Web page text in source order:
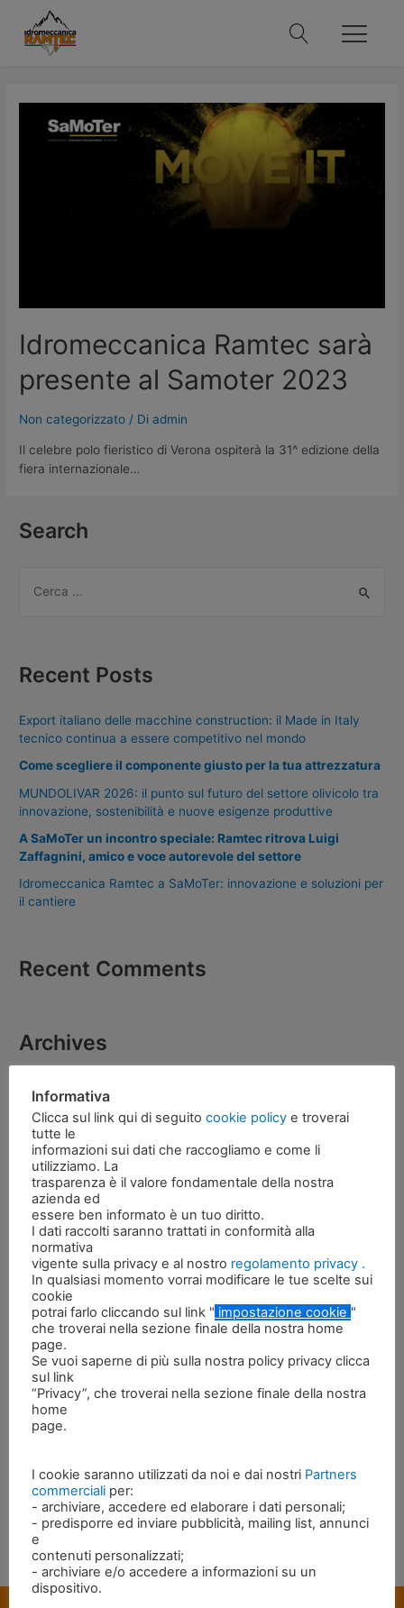
Idromeccanica Ramtec sarà
presente al Samoter 2023
Non categorizzato / Diadmin
Il celebre polo fieristico di Verona ospiterà la 31^ edizione della
fiera internazionale…
Search
Recent Posts
Export italiano delle macchine construction: il Made in Italy
tecnico continua a essere competitivo nel mondo
Come scegliere il componente giusto per la tua attrezzatura
MUNDOLIVAR 2026: il punto sul futuro del settore olivicolo tra
innovazione, sostenibilità e nuove esigenze produttive
A SaMoTer un incontro speciale: Ramtec ritrova Luigi
Zaffagnini, amico e voce autorevole del settore
Idromeccanica Ramtec a SaMoTer: innovazione e soluzioni per
il cantiere
Recent Comments
Archives
Luglio 2026
Giugno 2026
Maggio 2026
Aprile 2026
Aprile 2023
Settembre 2022
Categories
Non categorizzato
Novità del momento
Meta
Accedi
Feed dei contenuti
Feed dei commenti
WordPress.org
Informativa
Clicca sul link qui di seguito cookie policy e troverai
tutte le
informazioni sui dati che raccogliamo e come li
utilizziamo. La
trasparenza è il valore fondamentale della nostra
azienda ed
essere ben informato è un tuo diritto.
I dati raccolti saranno trattati in conformità alla
normativa
vigente sulla privacy e al nostro regolamento privacy .
In qualsiasi momento vorrai modificare le tue scelte sui
cookie
potrai farlo cliccando sul link " impostazione cookie "
che troverai nella sezione finale della nostra home
page.
Se vuoi saperne di più sulla nostra policy privacy clicca
sul link
“Privacy”, che troverai nella sezione finale della nostra
home
page.
I cookie saranno utilizzati da noi e dai nostri Partners
commerciali per:
- archiviare, accedere ed elaborare i dati personali;
- predisporre ed inviare pubblicità, mailing list, annunci
e
contenuti personalizzati;
- archiviare e/o accedere a informazioni su un
dispositivo.